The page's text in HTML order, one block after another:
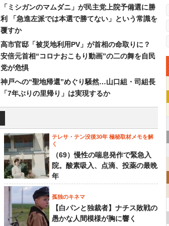
「ミシガンのマムダニ」が民主党上院予備選に勝
利 「急進左派では本選で勝てない」という常識を
覆すか
高市官邸「被災地利用PV」が首相の命取りに？
安倍元首相“コロナおこもり動画”の二の舞を自民
党が危惧
神戸への“聖地帰還”めぐり騒然…山口組・司組長
「7年ぶりの里帰り」は実現するか
テレサ・テン没後30年 極秘取材メモを解
く
（69）慢性の喘息発作で緊急入
院。酸素吸入、点滴、投薬の最晩
年
孤独のキネマ
【白パンと独裁者】ナチス敗戦の
愚かな人間模様が胸に響く